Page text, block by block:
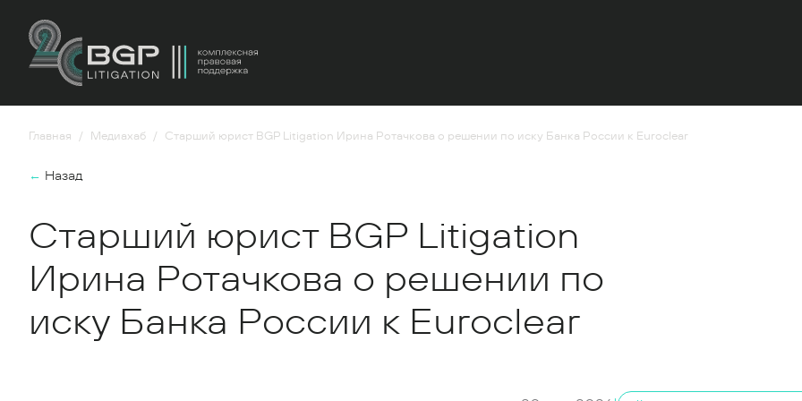
Главная Медиахаб Старший юрист BGP Litigation Ирина Ротачкова о решении по иску Банка России к Euroclear
← Назад
Старший юрист BGP Litigation
Ирина Ротачкова о решении по
иску Банка России к Euroclear